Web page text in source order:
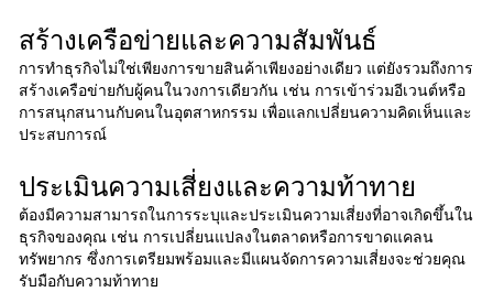
สร้างเครือข่ายและความสัมพันธ์
การทำธุรกิจไม่ใช่เพียงการขายสินค้าเพียงอย่างเดียว แต่ยังรวมถึงการ
สร้างเครือข่ายกับผู้คนในวงการเดียวกัน เช่น การเข้าร่วมอีเวนต์หรือ
การสนุกสนานกับคนในอุตสาหกรรม เพื่อแลกเปลี่ยนความคิดเห็นและ
ประสบการณ์
ประเมินความเสี่ยงและความท้าทาย
ต้องมีความสามารถในการระบุและประเมินความเสี่ยงที่อาจเกิดขึ้นใน
ธุรกิจของคุณ เช่น การเปลี่ยนแปลงในตลาดหรือการขาดแคลน
ทรัพยากร ซึ่งการเตรียมพร้อมและมีแผนจัดการความเสี่ยงจะช่วยคุณ
รับมือกับความท้าทาย